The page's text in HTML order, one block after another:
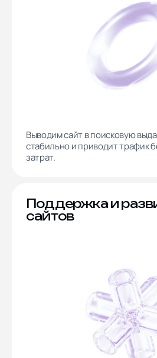
Выводим сайт в поисковую
стабильно и приводит трафик
затрат.
Поддержка и
сайтов